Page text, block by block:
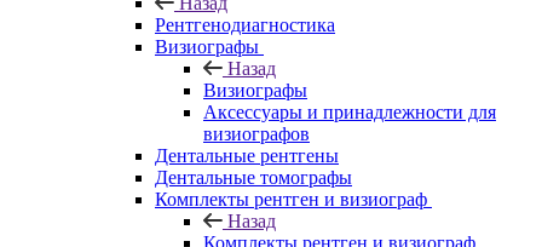
Рентгенодиагностика
Визиографы
Назад
Визиографы
Аксессуары и принадлежности для
визиографов
Дентальные рентгены
Дентальные томографы
Комплекты рентген и визиограф
Назад
Комплекты рентген и визиограф